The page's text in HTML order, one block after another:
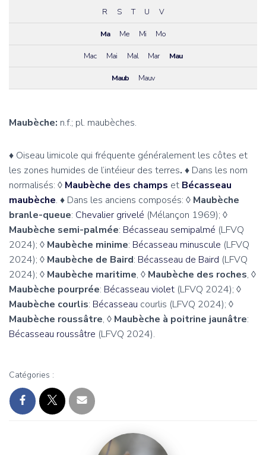
R S T U V
Ma Me Mi Mo
Mac Mai Mal Mar Mau
Maub Mauv
Maubèche: n.f.; pl. maubèches.
♦ Oiseau limicole qui fréquente généralement les côtes et
les zones humides de l’intéieur des terres. ♦ Dans les nom
normalisés: ◊ Maubèche des champs et Bécasseau
maubèche. ♦ Dans les anciens composés: ◊ Maubèche
branle-queue: Chevalier grivelé (Mélançon 1969); ◊
Maubèche semi-palmée: Bécasseau semipalmé (LFVQ
2024); ◊ Maubèche minime: Bécasseau minuscule (LFVQ
2024); ◊ Maubèche de Baird: Bécasseau de Baird (LFVQ
2024); ◊ Maubèche maritime, ◊ Maubèche des roches, ◊
Maubèche pourprée: Bécasseau violet (LFVQ 2024); ◊
Maubèche courlis: Bécasseau courlis (LFVQ 2024); ◊
Maubèche roussâtre, ◊ Maubèche à poitrine jaunâtre:
Bécasseau roussâtre (LFVQ 2024).
Catégories :